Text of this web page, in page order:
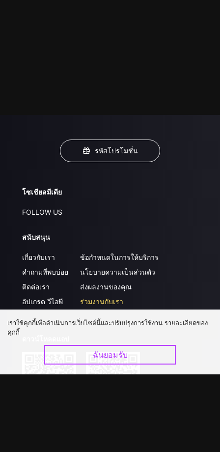
รหัสโปรโมชั่น
โซเชียลมีเดีย
FOLLOW US
สนับสนุน
เกี่ยวกับเรา
คำถามที่พบบ่อย
ติดต่อเรา
อัปเกรด วีไอพี
ข้อกำหนดในการให้บริการ
นโยบายความเป็นส่วนตัว
ส่งผลงานของคุณ
ร่วมงานกับเรา
เราใช้คุกกี้เพื่อดำเนินการเว็บไซต์นี้และปรับปรุงการใช้งาน รายละเอียดของ
คุกกี้
ฉันยอมรับ